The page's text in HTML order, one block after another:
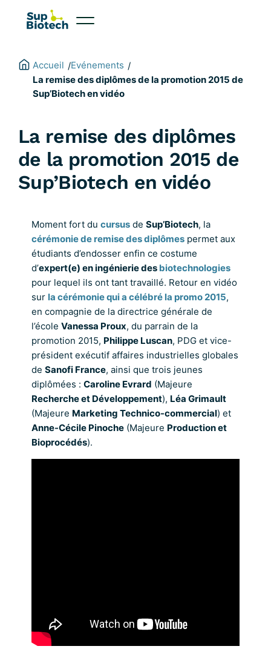
Accueil /Evénements /
La remise des diplômes de la promotion 2015 de
Sup’Biotech en vidéo
La remise des diplômes
de la promotion 2015 de
Sup’Biotech en vidéo
Moment fort du cursus de Sup’Biotech, la
cérémonie de remise des diplômes permet aux
étudiants d’endosser enfin ce costume
d’expert(e) en ingénierie des biotechnologies
pour lequel ils ont tant travaillé. Retour en vidéo
sur la cérémonie qui a célébré la promo 2015,
en compagnie de la directrice générale de
l’école Vanessa Proux, du parrain de la
promotion 2015, Philippe Luscan, PDG et vice-
président exécutif affaires industrielles globales
de Sanofi France, ainsi que trois jeunes
diplômées : Caroline Evrard (Majeure
Recherche et Développement), Léa Grimault
(Majeure Marketing Technico-commercial) et
Anne-Cécile Pinoche (Majeure Production et
Bioprocédés).